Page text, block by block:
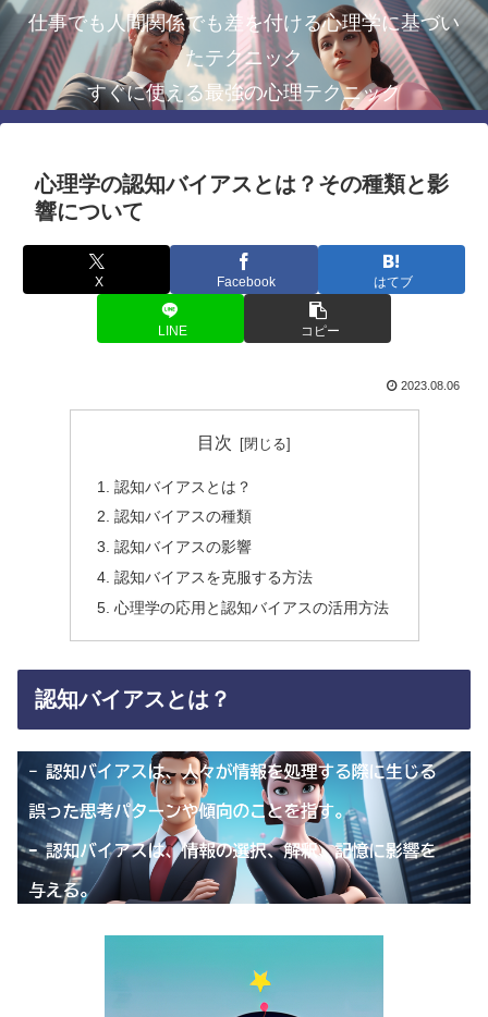
仕事でも人間関係でも差を付ける心理学に基づい
たテクニック
すぐに使える最強の心理テクニック
心理学の認知バイアスとは？その種類と影
響について
X Facebook はてブ
LINE コピー
2023.08.06
目次
認知バイアスとは？
認知バイアスの種類
認知バイアスの影響
認知バイアスを克服する方法
心理学の応用と認知バイアスの活用方法
認知バイアスとは？